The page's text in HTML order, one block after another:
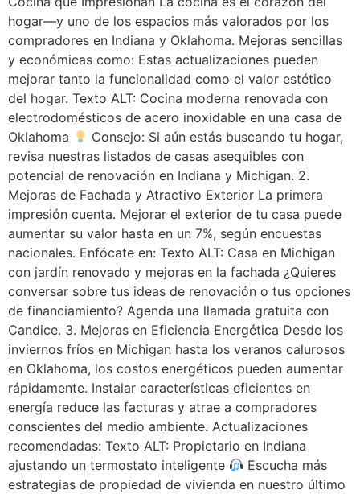
hogar—y uno de los espacios más valorados por los
compradores en Indiana y Oklahoma. Mejoras sencillas
y económicas como: Estas actualizaciones pueden
mejorar tanto la funcionalidad como el valor estético
del hogar. Texto ALT: Cocina moderna renovada con
electrodomésticos de acero inoxidable en una casa de
Oklahoma
Consejo: Si aún estás buscando tu hogar,
revisa nuestras listados de casas asequibles con
potencial de renovación en Indiana y Michigan. 2.
Mejoras de Fachada y Atractivo Exterior La primera
impresión cuenta. Mejorar el exterior de tu casa puede
aumentar su valor hasta en un 7%, según encuestas
nacionales. Enfócate en: Texto ALT: Casa en Michigan
con jardín renovado y mejoras en la fachada ¿Quieres
conversar sobre tus ideas de renovación o tus opciones
de financiamiento? Agenda una llamada gratuita con
Candice. 3. Mejoras en Eficiencia Energética Desde los
inviernos fríos en Michigan hasta los veranos calurosos
en Oklahoma, los costos energéticos pueden aumentar
rápidamente. Instalar características eficientes en
energía reduce las facturas y atrae a compradores
conscientes del medio ambiente. Actualizaciones
recomendadas: Texto ALT: Propietario en Indiana
ajustando un termostato inteligente
Escucha más
estrategias de propiedad de vivienda en nuestro último